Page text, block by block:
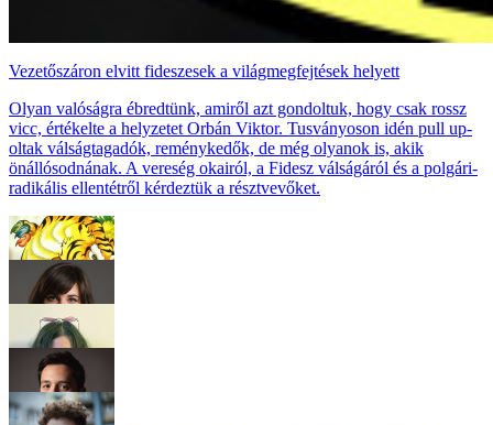
Vezetőszáron elvitt fideszesek a világmegfejtések helyett
Olyan valóságra ébredtünk, amiről azt gondoltuk, hogy csak rossz
vicc, értékelte a helyzetet Orbán Viktor. Tusványoson idén pull up-
oltak válságtagadók, reménykedők, de még olyanok is, akik
önállósodnának. A vereség okairól, a Fidesz válságáról és a polgári-
radikális ellentétről kérdeztük a résztvevőket.